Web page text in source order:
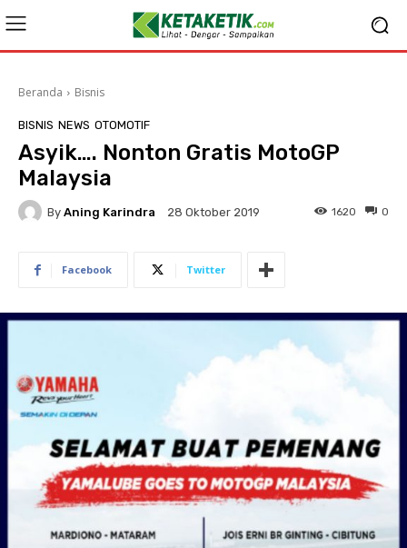
Beranda Bisnis
BISNIS NEWS OTOMOTIF
Asyik…. Nonton Gratis MotoGP
Malaysia
By Aning Karindra 28 Oktober 2019 0
1620
Facebook Twitter